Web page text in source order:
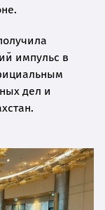
импульс в
дел и